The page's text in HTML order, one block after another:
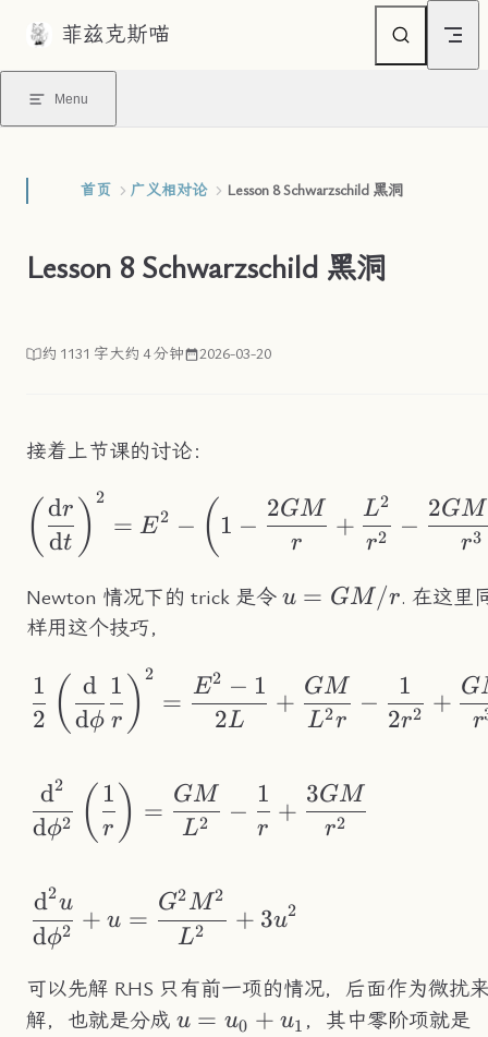
Skip to content
菲兹克斯喵
Menu
首页 广义相对论 Lesson 8 Schwarzschild 黑洞
Lesson 8 Schwarzschild 黑洞
约 1131 字大约 4 分钟 2026-03-20
接着上节课的讨论：
( dt
dr )
2
= E2 − ( 1 −
r
2GM
+
r2
L2
−
r3
2GM
Newton 情况下的 trick 是令 u=GM/r
u = GM /r. 在这里
样用这个技巧，
2
1 ( dϕ
d
r
1 )
2
=
2L
E2 − 1
+
L2r
GM
−
2r2
1
+
r
dϕ2
d2 ( r
1 ) =
L2
GM
−
r
1
+
r2
3GM
dϕ2
d2u
+ u =
L2
G2M2
+ 3u2
可以先解 RHS 只有前一项的情况，后面作为微扰
解，也就是分成 u=u_0+u_1
u = u0 + u1 ，其中零阶项就是